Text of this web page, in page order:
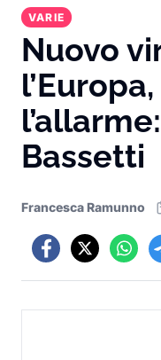
VARIE
Nuovo
Bassetti
Francesca Ramunno